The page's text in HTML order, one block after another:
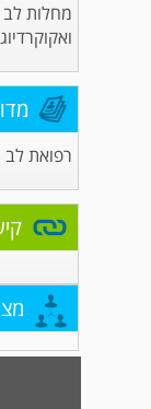
מחלות
רפואת לב